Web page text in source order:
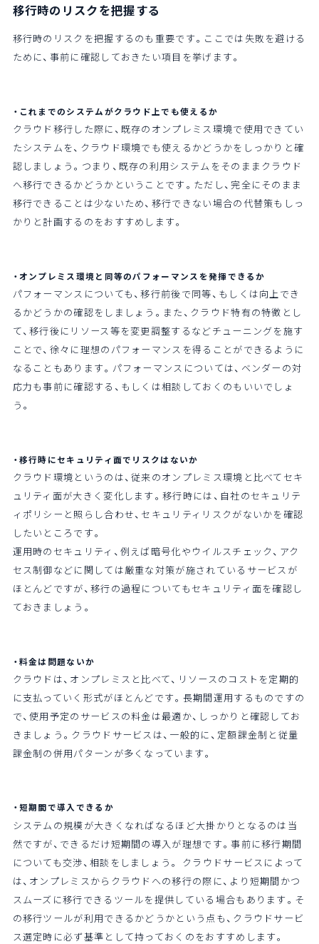
移行時のリスクを把握する
移行時のリスクを把握するのも重要です。ここでは失敗を避ける
ために、事前に確認しておきたい項目を挙げます。
・これまでのシステムがクラウド上でも使えるか
クラウド移行した際に、既存のオンプレミス環境で使用できてい
たシステムを、クラウド環境でも使えるかどうかをしっかりと確
認しましょう。つまり、既存の利用システムをそのままクラウド
へ移行できるかどうかということです。ただし、完全にそのまま
移行できることは少ないため、移行できない場合の代替策もしっ
かりと計画するのをおすすめします。
・オンプレミス環境と同等のパフォーマンスを発揮できるか
パフォーマンスについても、移行前後で同等、もしくは向上でき
るかどうかの確認をしましょう。また、クラウド特有の特徴とし
て、移行後にリソース等を変更調整するなどチューニングを施す
ことで、徐々に理想のパフォーマンスを得ることができるように
なることもあります。パフォーマンスについては、ベンダーの対
応力も事前に確認する、もしくは相談しておくのもいいでしょ
う。
・移行時にセキュリティ面でリスクはないか
クラウド環境というのは、従来のオンプレミス環境と比べてセキ
ュリティ面が大きく変化します。移行時には、自社のセキュリテ
ィポリシーと照らし合わせ、セキュリティリスクがないかを確認
したいところです。
運用時のセキュリティ、例えば暗号化やウイルスチェック、アク
セス制御などに関しては厳重な対策が施されているサービスが
ほとんどですが、移行の過程についてもセキュリティ面を確認し
ておきましょう。
・料金は問題ないか
クラウドは、オンプレミスと比べて、リソースのコストを定期的
に支払っていく形式がほとんどです。長期間運用するものですの
で、使用予定のサービスの料金は最適か、しっかりと確認してお
きましょう。クラウドサービスは、一般的に、定額課金制と従量
課金制の併用パターンが多くなっています。
・短期間で導入できるか
システムの規模が大きくなればなるほど大掛かりとなるのは当
然ですが、できるだけ短期間の導入が理想です。事前に移行期間
についても交渉、相談をしましょう。 クラウドサービスによって
は、オンプレミスからクラウドへの移行の際に、より短期間かつ
スムーズに移行できるツールを提供している場合もあります。そ
の移行ツールが利用できるかどうかという点も、クラウドサービ
ス選定時に必ず基準として持っておくのをおすすめします。